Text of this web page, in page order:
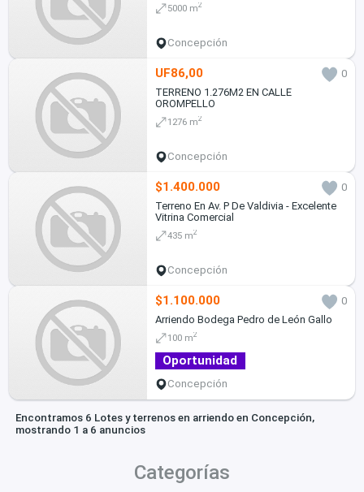
5000 m2
Concepción
UF86,00
0
TERRENO 1.276M2 EN CALLE
OROMPELLO
1276 m2
Concepción
$1.400.000
0
Terreno En Av. P De Valdivia - Excelente
Vitrina Comercial
435 m2
Concepción
$1.100.000
0
Arriendo Bodega Pedro de León Gallo
100 m2
Oportunidad
Concepción
Encontramos 6 Lotes y terrenos en arriendo en Concepción,
mostrando 1 a 6 anuncios
Categorías